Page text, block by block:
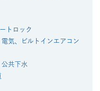
トロック
気、ビルトインエアコン
共下水